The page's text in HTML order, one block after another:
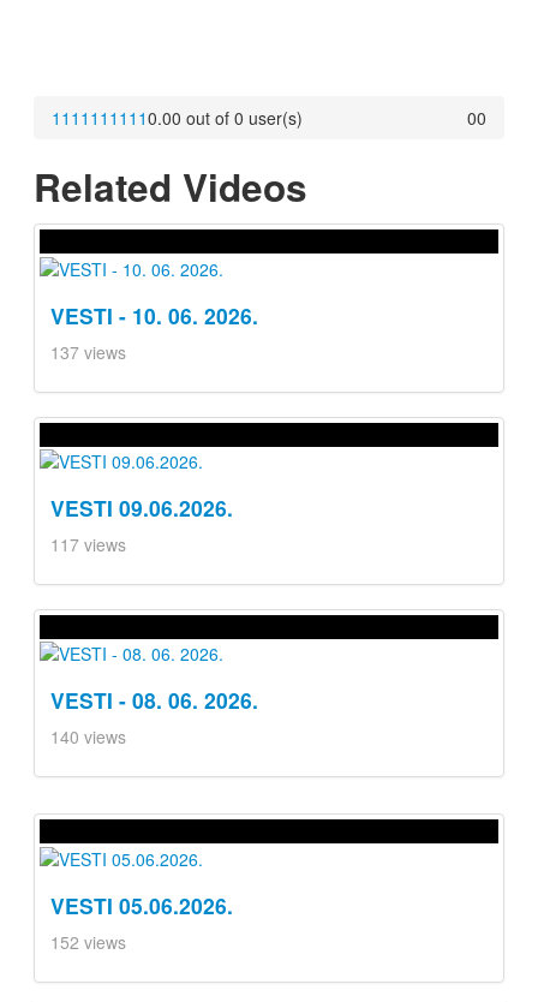
1 1 1 1 1 1 1 1 1 10.00 out of 0 user(s) 00
Related Videos
VESTI - 10. 06. 2026.
137 views
VESTI 09.06.2026.
117 views
VESTI - 08. 06. 2026.
140 views
VESTI 05.06.2026.
152 views